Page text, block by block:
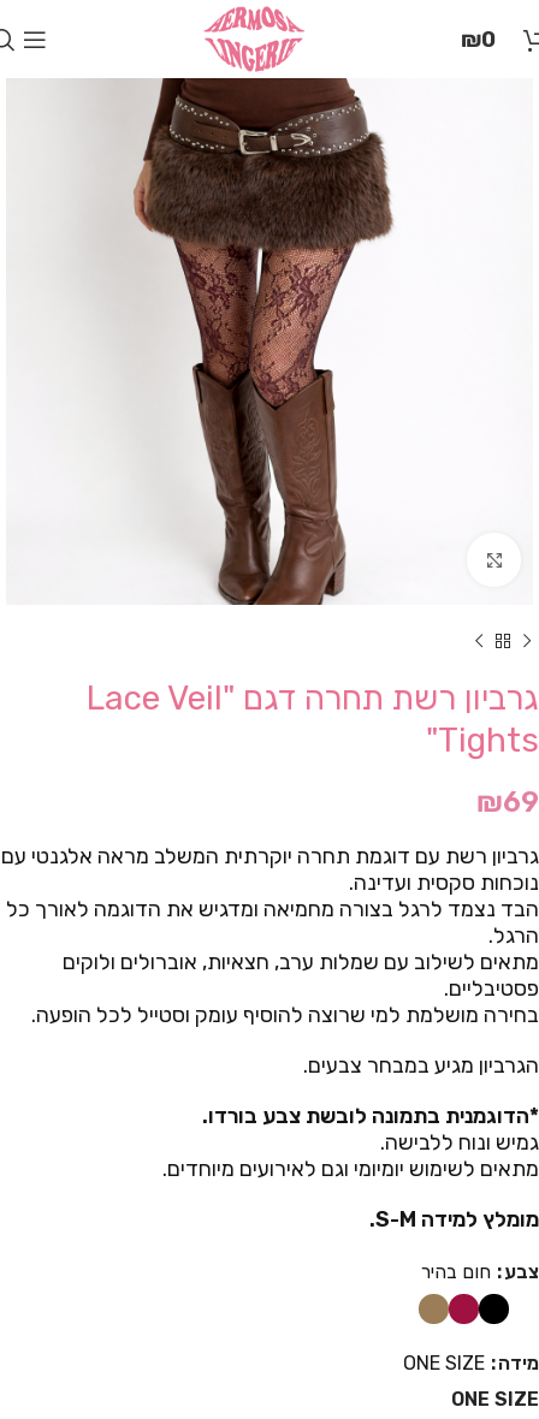
זֶה
₪0
Click to enlarge
גרביון רשת תחרה דגם "Lace Veil
Tights"
₪69
גרביון רשת עם דוגמת תחרה יוקרתית המשלב מראה אלגנטי עם
נוכחות סקסית ועדינה.
הבד נצמד לרגל בצורה מחמיאה ומדגיש את הדוגמה לאורך כל
הרגל.
מתאים לשילוב עם שמלות ערב, חצאיות, אוברולים ולוקים
פסטיבליים.
בחירה מושלמת למי שרוצה להוסיף עומק וסטייל לכל הופעה.
הגרביון מגיע במבחר צבעים.
*הדוגמנית בתמונה לובשת צבע בורדו.
גמיש ונוח ללבישה.
מתאים לשימוש יומיומי וגם לאירועים מיוחדים.
מומלץ למידה S-M.
צבע חום בהיר
מידה
ONE SIZE
ONE SIZE